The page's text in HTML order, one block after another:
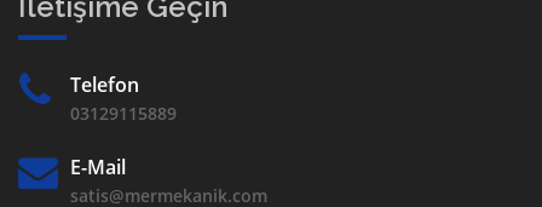
Telefon
03129115889
E-Mail
satis@mermekanik.com